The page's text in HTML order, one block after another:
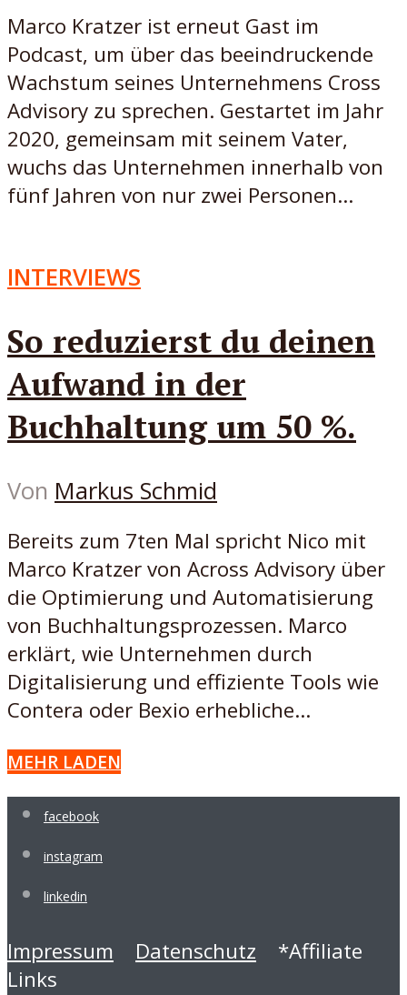
Marco Kratzer ist erneut Gast im
Podcast, um über das beeindruckende
Wachstum seines Unternehmens Cross
Advisory zu sprechen. Gestartet im Jahr
2020, gemeinsam mit seinem Vater,
wuchs das Unternehmen innerhalb von
fünf Jahren von nur zwei Personen...
INTERVIEWS
So reduzierst du deinen
Aufwand in der
Buchhaltung um 50 %.
Von Markus Schmid
Bereits zum 7ten Mal spricht Nico mit
Marco Kratzer von Across Advisory über
die Optimierung und Automatisierung
von Buchhaltungsprozessen. Marco
erklärt, wie Unternehmen durch
Digitalisierung und effiziente Tools wie
Contera oder Bexio erhebliche...
MEHR LADEN
facebook
instagram
linkedin
Impressum Datenschutz *Affiliate
Links